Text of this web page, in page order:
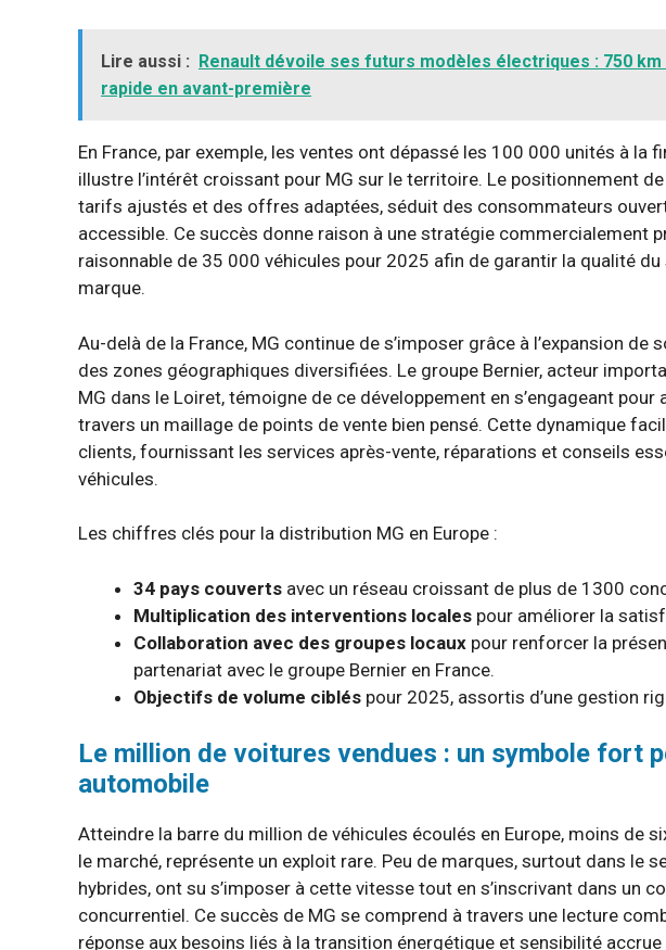
Lire aussi : Renault dévoile ses futurs modèles électriques : 750
rapide en avant-première
En France, par exemple, les ventes ont dépassé les 100 000 unités à la
illustre l’intérêt croissant pour MG sur le territoire. Le positionnement
tarifs ajustés et des offres adaptées, séduit des consommateurs
accessible. Ce succès donne raison à une stratégie commercialement
raisonnable de 35 000 véhicules pour 2025 afin de garantir la qualité
marque.
Au-delà de la France, MG continue de s’imposer grâce à l’expansion de
des zones géographiques diversifiées. Le groupe Bernier, acteur
MG dans le Loiret, témoigne de ce développement en s’engageant
travers un maillage de points de vente bien pensé. Cette dynamique
clients, fournissant les services après-vente, réparations et conseils
véhicules.
Les chiffres clés pour la distribution MG en Europe :
34 pays couverts avec un réseau croissant de plus de 1300
Multiplication des interventions locales pour améliorer la
Collaboration avec des groupes locaux pour renforcer la
partenariat avec le groupe Bernier en France.
Objectifs de volume ciblés pour 2025, assortis d’une gestion
Le million de voitures vendues : un symbole fort
automobile
Atteindre la barre du million de véhicules écoulés en Europe, moins de
le marché, représente un exploit rare. Peu de marques, surtout dans le
hybrides, ont su s’imposer à cette vitesse tout en s’inscrivant dans un
concurrentiel. Ce succès de MG se comprend à travers une lecture
réponse aux besoins liés à la transition énergétique et sensibilité